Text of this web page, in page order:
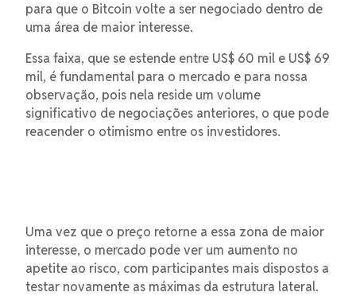
para que o Bitcoin volte a ser negociado dentro de
uma área de maior interesse.
Essa faixa, que se estende entre US$ 60 mil e US$ 69
mil, é fundamental para o mercado e para nossa
observação, pois nela reside um volume
significativo de negociações anteriores, o que pode
reacender o otimismo entre os investidores.
Uma vez que o preço retorne a essa zona de maior
interesse, o mercado pode ver um aumento no
apetite ao risco, com participantes mais dispostos a
testar novamente as máximas da estrutura lateral.